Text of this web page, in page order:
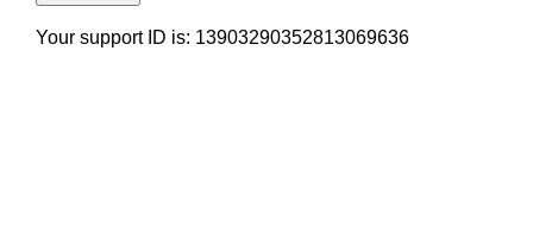
Your support ID is: 13903290352813069636